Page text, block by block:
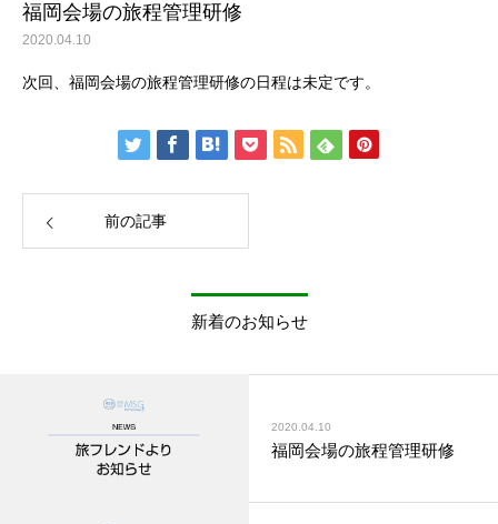
福岡会場の旅程管理研修
2020.04.10
次回、福岡会場の旅程管理研修の日程は未定です。
前の記事
新着のお知らせ
2020.04.10
福岡会場の旅程管理研修